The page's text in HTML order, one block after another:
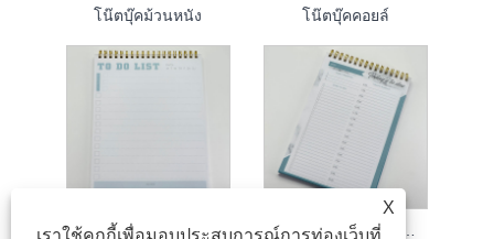
โน๊ตบุ๊คม้วนหนัง โน๊ตบุ๊คคอยล์
สมุดบันทึกม้วน PVC
X
เราใช้คุกกี้เพื่อมอบประสบการณ์การท่องเว็บที่